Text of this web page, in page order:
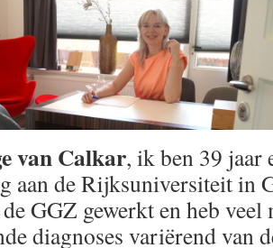
van Calkar, ik ben 39 jaar
aan de Rijksuniversiteit in
GGZ gewerkt en heb veel
diagnoses variërend van